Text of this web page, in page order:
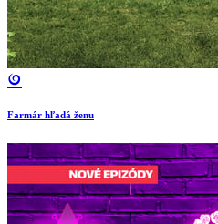
Farmár hľadá ženu